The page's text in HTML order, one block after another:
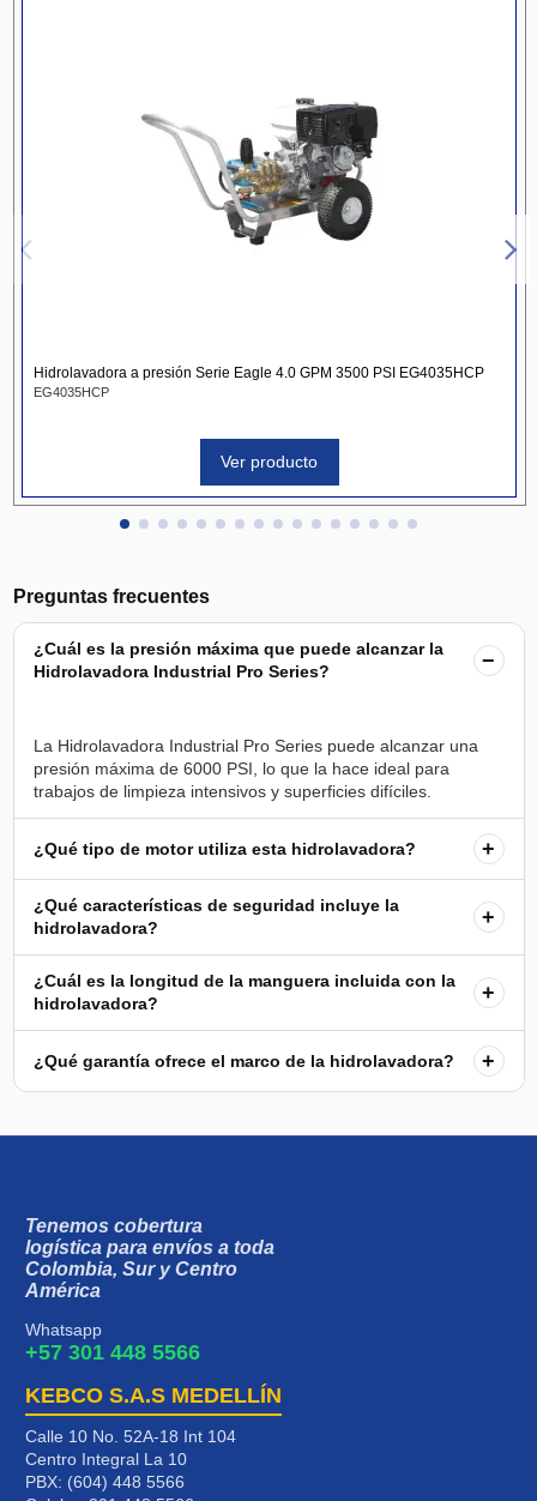
Hidrolavadora a presión Serie Eagle 4.0 GPM 3500 PSI EG4035HCP
EG4035HCP
Ver producto
Preguntas frecuentes
¿Cuál es la presión máxima que puede alcanzar la
Hidrolavadora Industrial Pro Series?
−
La Hidrolavadora Industrial Pro Series puede alcanzar una
presión máxima de 6000 PSI, lo que la hace ideal para
¿Qué tipo de motor utiliza esta hidrolavadora? +
¿Qué características de seguridad incluye la
hidrolavadora?
+
¿Cuál es la longitud de la manguera incluida con la
hidrolavadora?
+
¿Qué garantía ofrece el marco de la hidrolavadora? +
Tenemos cobertura
logística para envíos a toda
Colombia, Sur y Centro
América
Whatsapp
+57 301 448 5566
KEBCO S.A.S MEDELLÍN
Calle 10 No. 52A-18 Int 104
Centro Integral La 10
PBX: (604) 448 5566